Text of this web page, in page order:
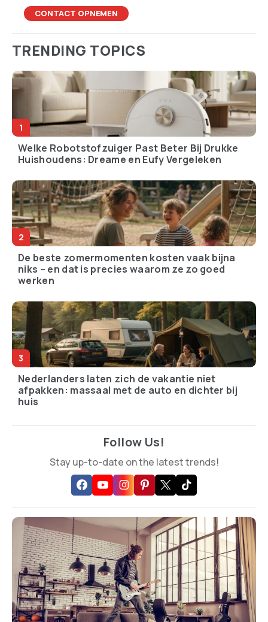
CONTACT OPNEMEN
TRENDING TOPICS
Welke Robotstofzuiger Past Beter Bij Drukke
Huishoudens: Dreame en Eufy Vergeleken
De beste zomermomenten kosten vaak bijna
niks – en dat is precies waarom ze zo goed
werken
Nederlanders laten zich de vakantie niet
afpakken: massaal met de auto en dichter bij
huis
Follow Us!
Stay up-to-date on the latest trends!